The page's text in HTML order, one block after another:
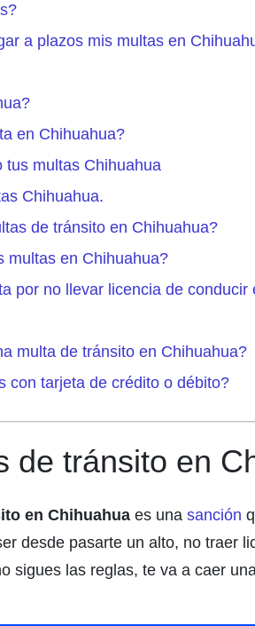
a plazos mis multas en
en Chihuahua?
tus multas Chihuahua
Chihuahua.
de tránsito en Chihuahua?
multas en Chihuahua?
por no llevar licencia de conducir
multa de tránsito en Chihuahua?
con tarjeta de crédito o débito?
de tránsito en
en Chihuahua es una sanción
desde pasarte un alto, no traer
sigues las reglas, te va a caer